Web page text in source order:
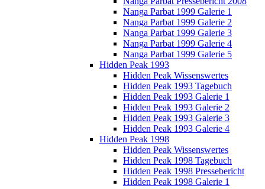
Nanga Parbat 1999 Galerie 1
Nanga Parbat 1999 Galerie 2
Nanga Parbat 1999 Galerie 3
Nanga Parbat 1999 Galerie 4
Nanga Parbat 1999 Galerie 5
Hidden Peak 1993
Hidden Peak Wissenswertes
Hidden Peak 1993 Tagebuch
Hidden Peak 1993 Galerie 1
Hidden Peak 1993 Galerie 2
Hidden Peak 1993 Galerie 3
Hidden Peak 1993 Galerie 4
Hidden Peak 1998
Hidden Peak Wissenswertes
Hidden Peak 1998 Tagebuch
Hidden Peak 1998 Pressebericht
Hidden Peak 1998 Galerie 1